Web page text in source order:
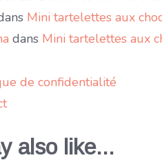
Mini tartelettes aux
dans Mini tartelettes aux
de confidentialité
also like...